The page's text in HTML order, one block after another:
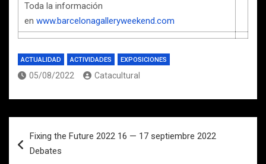
Toda la información
en www.barcelonagalleryweekend.com
ACTUALIDAD ACTIVIDADES EXPOSICIONES
05/08/2022 Catacultural
de
Fixing the Future 2022 16 — 17 septiembre 2022
Debates